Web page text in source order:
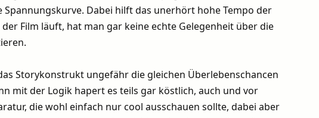
Dabei hilft das unerhört hohe Tempo der
Film läuft, hat man gar keine echte Gelegenheit über die
Storykonstrukt ungefähr die gleichen Überlebenschancen
mit der Logik hapert es teils gar köstlich, auch und vor
die wohl einfach nur cool ausschauen sollte, dabei aber